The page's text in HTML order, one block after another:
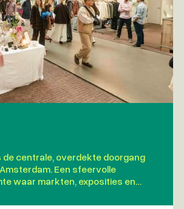
de centrale, overdekte doorgang
Een sfeervolle
waar markten, exposities en